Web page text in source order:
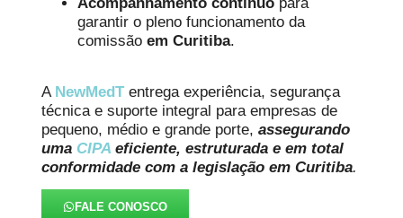
Acompanhamento contínuo para
garantir o pleno funcionamento da
comissãoem Curitiba.
A NewMedT entrega experiência, segurança
técnica e suporte integral para empresas de
pequeno, médio e grande porte,assegurando
uma CIPA eficiente, estruturada e em total
conformidade com a legislação em Curitiba.
FALE CONOSCO